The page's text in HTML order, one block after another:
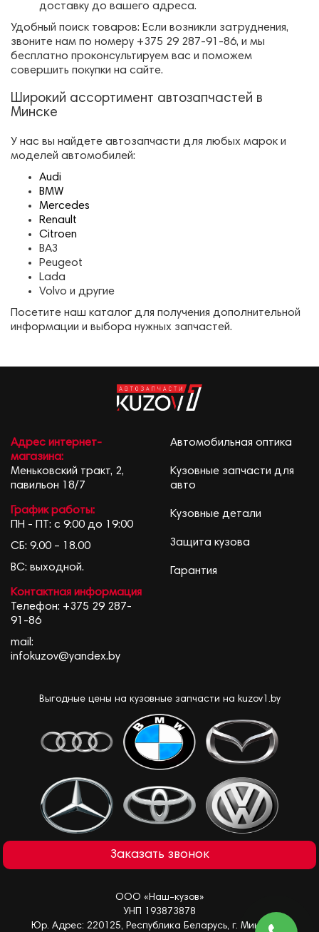
доставку до вашего адреса.
Удобный поиск товаров: Если возникли затруднения,
звоните нам по номеру +375 29 287-91-86, и мы
бесплатно проконсультируем вас и поможем
совершить покупки на сайте.
Широкий ассортимент автозапчастей в
Минске
У нас вы найдете автозапчасти для любых марок и
моделей автомобилей:
Audi
BMW
Mercedes
Renault
Citroen
ВАЗ
Peugeot
Lada
Volvo и другие
Посетите наш каталог для получения дополнительной
информации и выбора нужных запчастей.
Адрес интернет-
магазина:
Меньковский тракт, 2,
павильон 18/7
График работы:
ПН - ПТ: с 9:00 до 19:00
СБ: 9.00 – 18.00
ВС: выходной.
Контактная информация
Телефон: +375 29 287-
91-86
mail:
infokuzov@yandex.by
Автомобильная оптика
Кузовные запчасти для
авто
Кузовные детали
Защита кузова
Гарантия
Выгодные цены на кузовные запчасти на kuzov1.by
Заказать звонок
ООО «Наш-кузов»
УНП 193873878
Юр. Адрес: 220125, Республика Беларусь, г. Минск, ул.